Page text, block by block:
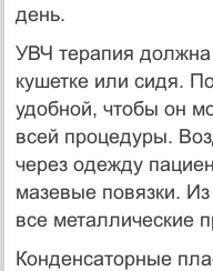
день.
УВЧ терапия
кушетке или сидя.
удобной, чтобы он
всей процедуры.
через одежду
мазевые повязки.
все металлические
Конденсаторные